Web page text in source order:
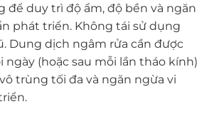
để duy trì độ ẩm, độ bền và ngăn
phát triển. Không tái sử dụng
Dung dịch ngâm rửa cần được
ngày (hoặc sau mỗi lần tháo kính)
trùng tối đa và ngăn ngừa vi